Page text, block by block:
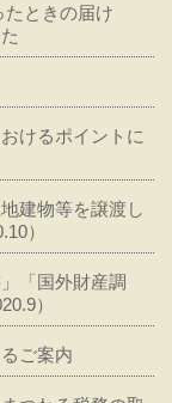
たときの届け
けるポイントに
建物等を譲渡し
）
「国外財産調
）
ご案内